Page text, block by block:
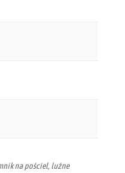
na pościel, luźne